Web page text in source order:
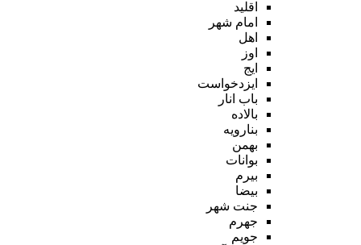
اقلید
امام شهر
اهل
اوز
ایج
ایزدخواست
باب انار
بالاده
بنارویه
بهمن
بوانات
بیرم
بیضا
جنت شهر
جهرم
جویم